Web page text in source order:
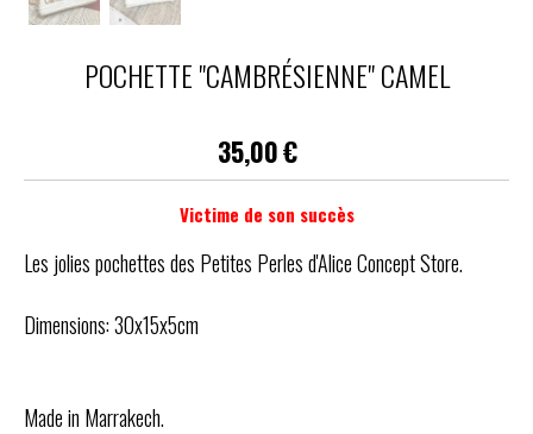
POCHETTE "CAMBRÉSIENNE" CAMEL
35,00€
Victime de son succès
Les jolies pochettes des Petites Perles d'Alice Concept Store.
Dimensions: 30x15x5cm
Made in Marrakech.